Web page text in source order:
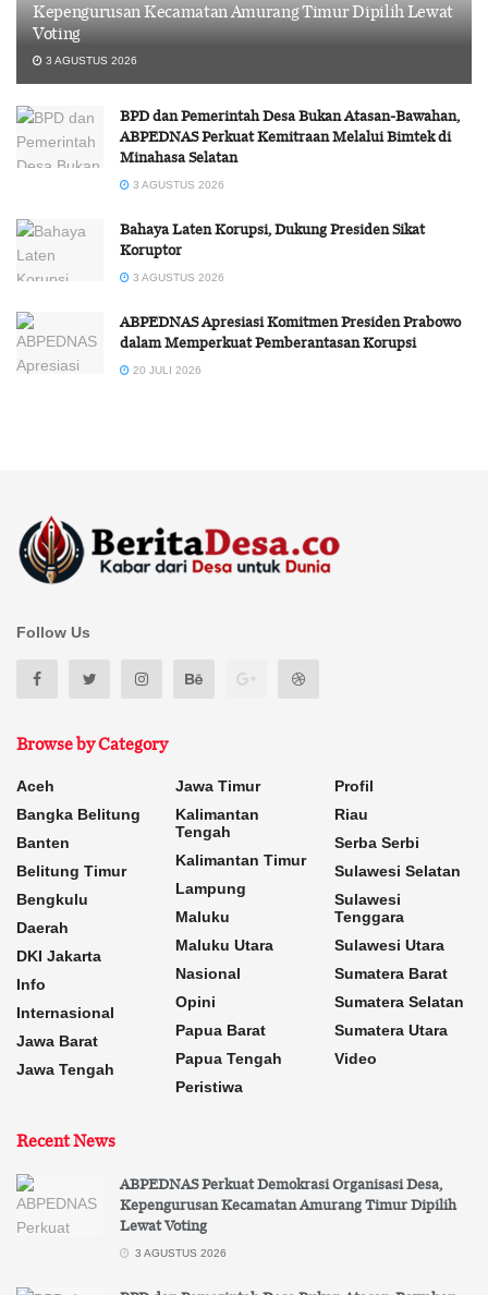
Kepengurusan Kecamatan Amurang Timur Dipilih Lewat
Voting
3 AGUSTUS 2026
BPD dan Pemerintah Desa Bukan Atasan-Bawahan,
ABPEDNAS Perkuat Kemitraan Melalui Bimtek di
Minahasa Selatan
3 AGUSTUS 2026
Bahaya Laten Korupsi, Dukung Presiden Sikat
Koruptor
3 AGUSTUS 2026
ABPEDNAS Apresiasi Komitmen Presiden Prabowo
dalam Memperkuat Pemberantasan Korupsi
20 JULI 2026
Follow Us
Browse by Category
Aceh
Bangka Belitung
Banten
Belitung Timur
Bengkulu
Daerah
DKI Jakarta
Info
Internasional
Jawa Barat
Jawa Tengah
Jawa Timur
Kalimantan
Tengah
Kalimantan Timur
Lampung
Maluku
Maluku Utara
Nasional
Opini
Papua Barat
Papua Tengah
Peristiwa
Profil
Riau
Serba Serbi
Sulawesi Selatan
Sulawesi
Tenggara
Sulawesi Utara
Sumatera Barat
Sumatera Selatan
Sumatera Utara
Video
Recent News
ABPEDNAS Perkuat Demokrasi Organisasi Desa,
Kepengurusan Kecamatan Amurang Timur Dipilih
Lewat Voting
3 AGUSTUS 2026